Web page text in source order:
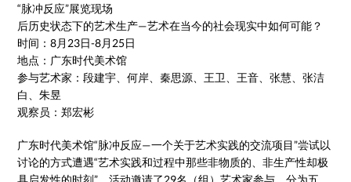
“脉冲反应”展览现场
后历史状态下的艺术生产—艺术在当今的社会现实中如何可能？
时间：8月23日-8月25日
地点：广东时代美术馆
参与艺术家：段建宇、何岸、秦思源、王卫、王音、张慧、张洁
白、朱昱
观察员：郑宏彬
广东时代美术馆“脉冲反应—一个关于艺术实践的交流项目”尝试以
讨论的方式遭遇“艺术实践和过程中那些非物质的、非生产性却极
具启发性的时刻”。活动邀请了29名（组）艺术家参与，分为五